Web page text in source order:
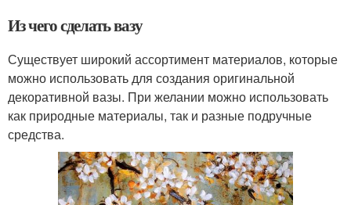
Из чего сделать вазу
Существует широкий ассортимент материалов, которые
можно использовать для создания оригинальной
декоративной вазы. При желании можно использовать
как природные материалы, так и разные подручные
средства.